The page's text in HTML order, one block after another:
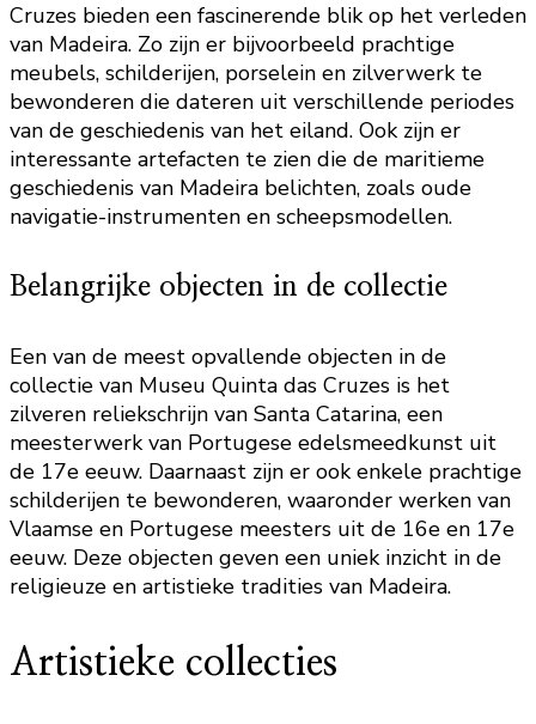
Cruzes bieden een fascinerende blik op het verleden
van Madeira. Zo zijn er bijvoorbeeld prachtige
meubels, schilderijen, porselein en zilverwerk te
bewonderen die dateren uit verschillende periodes
van de geschiedenis van het eiland. Ook zijn er
interessante artefacten te zien die de maritieme
geschiedenis van Madeira belichten, zoals oude
navigatie-instrumenten en scheepsmodellen.
Belangrijke objecten in de collectie
Een van de meest opvallende objecten in de
collectie van Museu Quinta das Cruzes is het
zilveren reliekschrijn van Santa Catarina, een
meesterwerk van Portugese edelsmeedkunst uit
de 17e eeuw. Daarnaast zijn er ook enkele prachtige
schilderijen te bewonderen, waaronder werken van
Vlaamse en Portugese meesters uit de 16e en 17e
eeuw. Deze objecten geven een uniek inzicht in de
religieuze en artistieke tradities van Madeira.
Artistieke collecties